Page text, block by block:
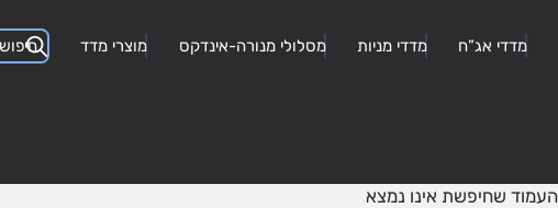
מדדי אג”ח מדדי מניות מסלולי מנורה-אינדקס מוצרי מדד
העמוד שחיפשת אינו נמצא